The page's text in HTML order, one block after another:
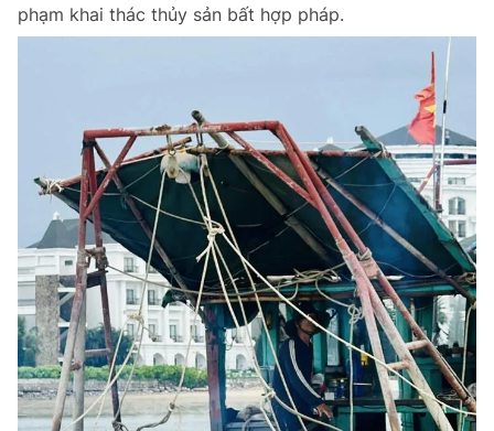
phạm khai thác thủy sản bất hợp pháp.